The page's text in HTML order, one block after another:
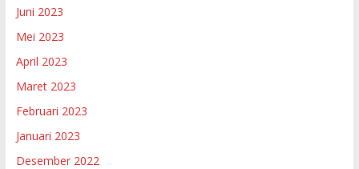
Juni 2023
Mei 2023
April 2023
Maret 2023
Februari 2023
Januari 2023
Desember 2022